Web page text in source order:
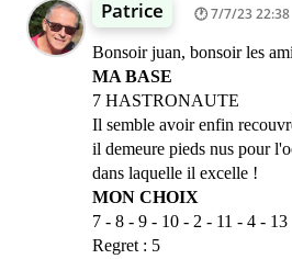
Patrice 7/7/23 22:38
Bonsoir juan, bonsoir les
MA BASE
7 HASTRONAUTE
Il semble avoir enfin
il demeure pieds nus pour
dans laquelle il excelle !
MON CHOIX
7 - 8 - 9 - 10 - 2 - 11 - 4 - 13
Regret : 5